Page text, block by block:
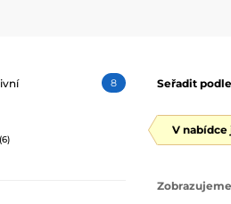
8
(6)
Seřadit
V